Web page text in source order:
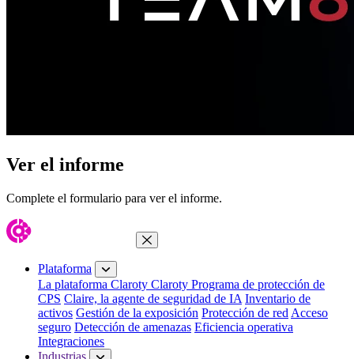
Ver el informe
Complete el formulario para ver el informe.
Cerrar menú
Plataforma
La plataforma Claroty Claroty Programa de protección de
CPS Claire, la agente de seguridad de IA Inventario de
activos Gestión de la exposición Protección de red Acceso
seguro Detección de amenazas Eficiencia operativa
Integraciones